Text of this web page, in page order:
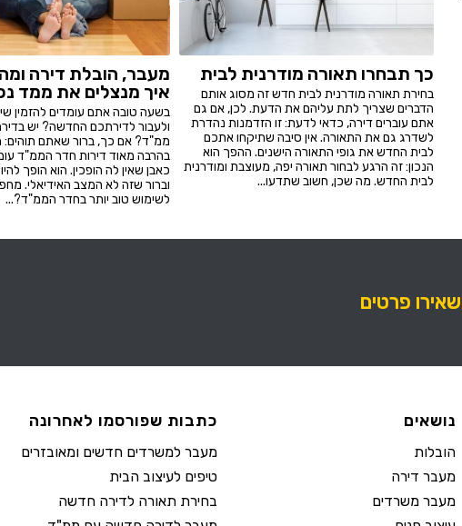
כך תבחרו תאורה מודרנית לבית
בחירת תאורה מודרנית לבית חדש זה מסוג אותם
הדברים שצריך לתת עליהם את הדעת. לכן, אם גם
אתם עוברים דירה, כדאי לדעת: זו הזדמנות נהדרת
לשדרג גם את התאורה. אין סיבה שתיקחו אתכם
לבית החדש את גופי התאורה הישנים. ההפך הוא
הנכון: זה הרגע לבחור תאורה יפה, מעוצבת ומודרנית
לבית החדש. מה שכן, חשוב שתדעו...
מעבר, הובלת דירה
איך מנצלים את ממד
בשעה טובה אתם עומדים להזמין
ולעבור לדירתכם החדשה? יש
ממ"ד? אם כך, ברור שאתם תוהים:
בהרבה מאוד דירות חדר הממ"ד
כאבן שאין לה הופכין. הוא הופך
וברור שזה לא המצב האידיאלי.
לשימוש טוב יותר בחדר הממ"ד?...
פרטים
נושאים
הובלות
מעבר דירה
מעבר משרדים
כתבות שפורסמו לאחרונה
מעבר למשרדים חדשים ומאובזרים
טיפים לעיצוב הבית
בחירת תאורה לדירה חדשה